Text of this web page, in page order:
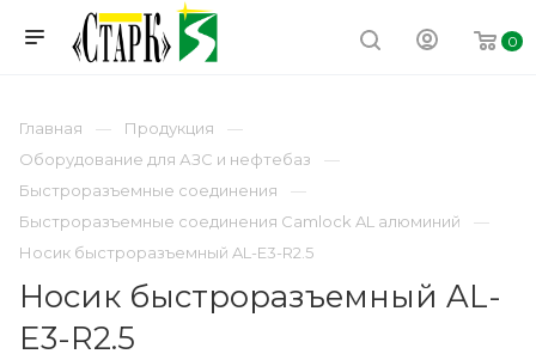
0
Главная
Продукция
Оборудование для АЗС и нефтебаз
Быстроразъемные соединения
Быстроразъемные соединения Camlock AL алюминий
Носик быстроразъемный AL-E3-R2.5
Носик быстроразъемный AL-
E3-R2.5